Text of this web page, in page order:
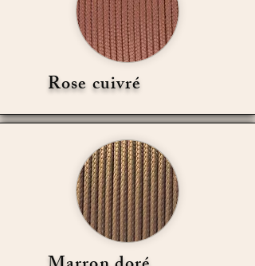
Rose cuivré